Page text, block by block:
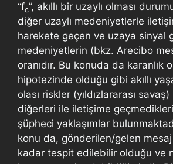
“fc”, akıllı bir uzaylı olması
diğer uzaylı medeniyetlerle
harekete geçen ve uzaya sinyal
medeniyetlerin (bkz. Arecibo
oranıdır. Bu konuda da karanlık
hipotezinde olduğu gibi akıllı
olası riskler (yıldızlararası
diğerleri ile iletişime
şüpheci yaklaşımlar
konu da, gönderilen/gelen
kadar tespit edilebilir olduğu ve